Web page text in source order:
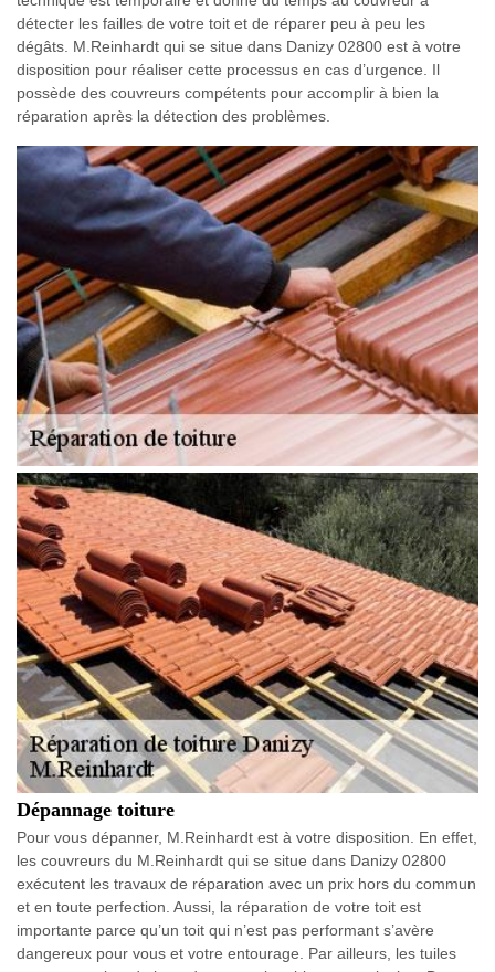
détecter les failles de votre toit et de réparer peu à peu les
dégâts. M.Reinhardt qui se situe dans Danizy 02800 est à votre
disposition pour réaliser cette processus en cas d’urgence. Il
possède des couvreurs compétents pour accomplir à bien la
réparation après la détection des problèmes.
Dépannage toiture
Pour vous dépanner, M.Reinhardt est à votre disposition. En effet,
les couvreurs du M.Reinhardt qui se situe dans Danizy 02800
exécutent les travaux de réparation avec un prix hors du commun
et en toute perfection. Aussi, la réparation de votre toit est
importante parce qu’un toit qui n’est pas performant s’avère
dangereux pour vous et votre entourage. Par ailleurs, les tuiles